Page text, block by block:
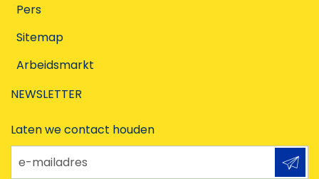
Pers
Sitemap
Arbeidsmarkt
NEWSLETTER
Laten we contact houden
e-mailadres